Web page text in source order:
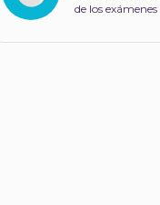
de los exámenes